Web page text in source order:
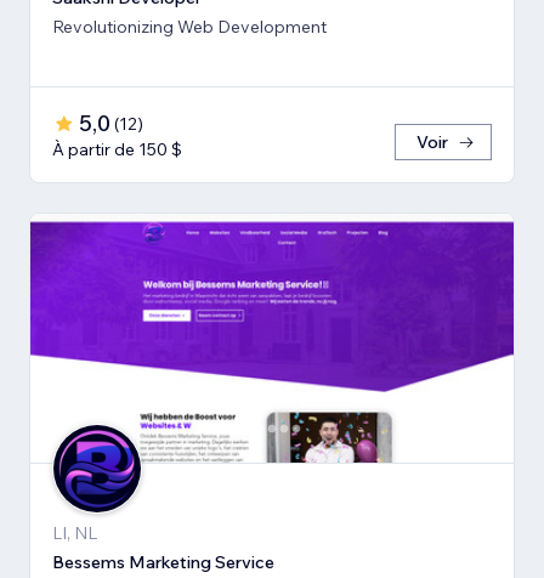
Revolutionizing Web Development
5,0 (12)
À partir de 150 $
Voir
LI, NL
Bessems Marketing Service